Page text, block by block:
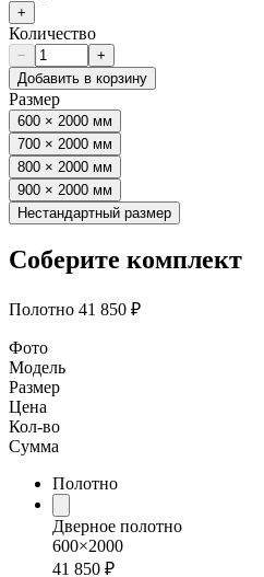
+
Количество
−
+
Добавить в корзину
Размер
600 × 2000 мм
700 × 2000 мм
800 × 2000 мм
900 × 2000 мм
Нестандартный размер
Соберите комплект
Полотно 41 850 ₽
Фото
Модель
Размер
Цена
Кол-во
Сумма
Полотно
Дверное полотно
600×2000
41 850 ₽